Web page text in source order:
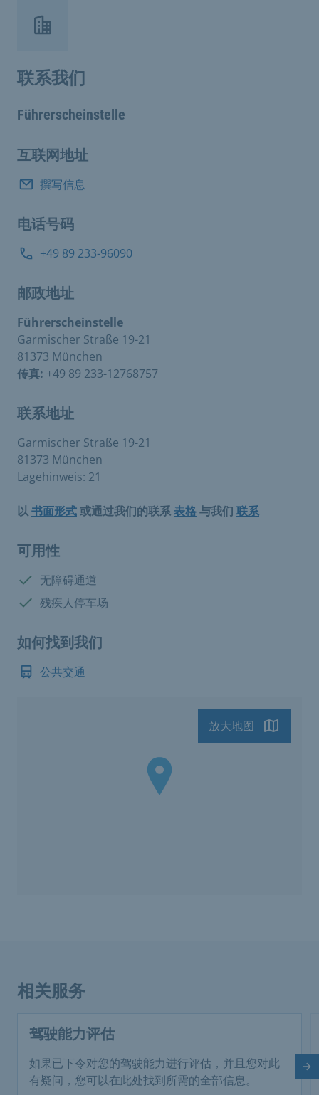
联系我们
Führerscheinstelle
互联网地址
撰写信息
电话号码
+49 89 233-96090
邮政地址
Führerscheinstelle
Garmischer Straße 19-21
81373 München
传真: +49 89 233-12768757
联系地址
Garmischer Straße 19-21
81373 München
Lagehinweis: 21
以书面形式或通过我们的联系表格与我们 联系
可用性
有:
无障碍通道
有: 残疾人停车场
如何找到我们
公共交通
放大地图
相关服务
驾驶能力评估
如果已下令对您的驾驶能力进行评估，并且您对此
有疑问，您可以在此处找到所需的全部信息。